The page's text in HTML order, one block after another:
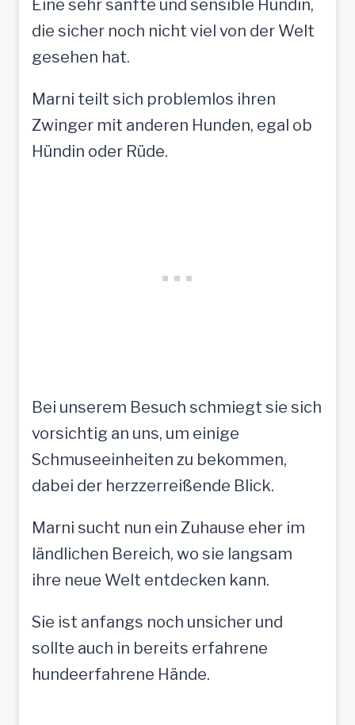
Eine sehr sanfte und sensible Hündin,
die sicher noch nicht viel von der Welt
gesehen hat.
Marni teilt sich problemlos ihren
Zwinger mit anderen Hunden, egal ob
Hündin oder Rüde.
Bei unserem Besuch schmiegt sie sich
vorsichtig an uns, um einige
Schmuseeinheiten zu bekommen,
dabei der herzzerreißende Blick.
Marni sucht nun ein Zuhause eher im
ländlichen Bereich, wo sie langsam
ihre neue Welt entdecken kann.
Sie ist anfangs noch unsicher und
sollte auch in bereits erfahrene
hundeerfahrene Hände.